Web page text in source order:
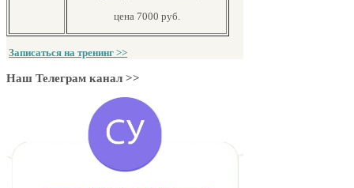
цена 7000 руб.
Записаться на тренинг >>
Наш Телеграм канал >>